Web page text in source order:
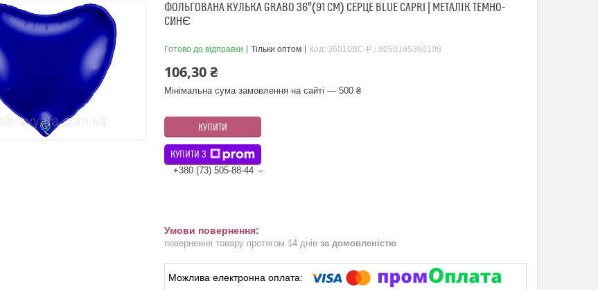
ФОЛЬГОВАНА КУЛЬКА GRABO 36"(91 СМ) СЕРЦЕ BLUE CAPRI | МЕТАЛІК ТЕМНО-
СИНЄ
Готово до відправки Тільки оптом Код: 36010BC-Р / 8050195360108
106,30 ₴
Мінімальна сума замовлення на сайті — 500 ₴
КУПИТИ
КУПИТИ З
+380 (73) 505-88-44
повернення товару протягом 14 днів за домовленістю